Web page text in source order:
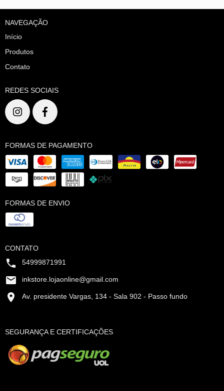
NAVEGAÇÃO
Início
Produtos
Contato
REDES SOCIAIS
FORMAS DE PAGAMENTO
FORMAS DE ENVIO
CONTATO
54999871991
inkstore.lojaonline@gmail.com
Av. presidente Vargas, 134 - Sala 902 - Passo fundo
SEGURANÇA E CERTIFICAÇÕES